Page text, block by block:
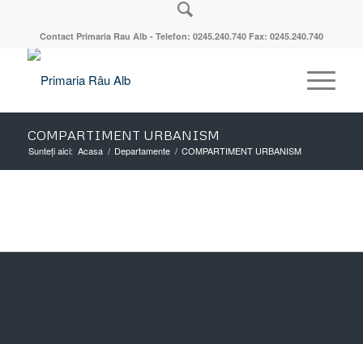
Contact Primaria Rau Alb - Telefon: 0245.240.740 Fax: 0245.240.740
COMPARTIMENT URBANISM
Sunteți aici: Acasa / Departamente / COMPARTIMENT URBANISM